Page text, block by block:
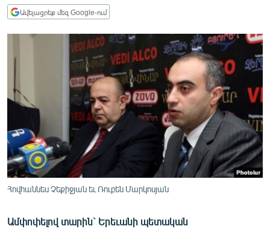
ՏՆՏԵՍՈՒԹՅՈՒՆ
ՊԱՏԵՐԱԶՄԻ 6 ՇԱԲԱԹՆԵՐԸ
ՏԱՐԱԾԱՇՐՋԱՆ
ՄԻՋԱԶԳԱՅԻՆ
ՄՇԱԿՈՒՅԹ
ՍՊՈՐՏ
ՄԵԿՆԱԲԱՆՈՒԹՅՈՒՆ
ՏՏ ԵՒ ԻՆՏԵՐՆԵՏ
ԱՐԽԻՎ
Ավելացրեք մեզ Google-ում
Հովհաննես Չեքիջյան եւ Ռուբեն Մարկոսյան
Ամփոփելով տարին` Երեւանի պետական